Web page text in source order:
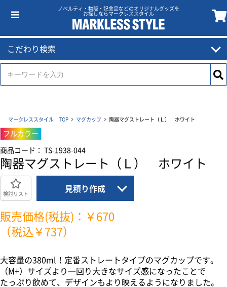
ノベルティ・物販・記念品などのオリジナルグッズを
お探しならマークレススタイル
こだわり検索
マークレススタイル TOP マグカップ 陶器マグストレート（Ｌ） ホワイト
フルカラー
商品コード： TS-1938-044
陶器マグストレート（Ｌ） ホワイト
検討リスト
見積り作成
販売価格(税抜)：￥670
（税込￥737）
大容量の380ml！定番ストレートタイプのマグカップです。
（M+）サイズより一回り大きなサイズ感になったことで
たっぷり飲めて、デザインもより映えるようになりました。